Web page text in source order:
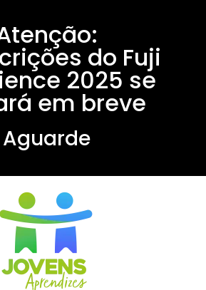
do Fuji
2025 se
em breve
Aguarde